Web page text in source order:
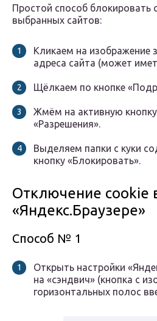
Простой способ блокировать
выбранных сайтов:
Кликаем на изображение
адреса сайта (может
Щёлкаем по кнопке
Жмём на активную кнопку
«Разрешения».
Выделяем папки с куки
кнопку «Блокировать».
Отключение cookie
«Яндекс.Браузере»
Способ № 1
Открыть настройки
на «сэндвич» (кнопка с
горизонтальных полос